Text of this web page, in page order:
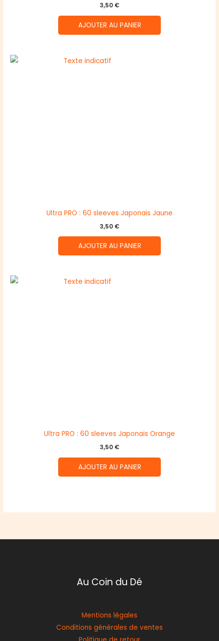
3,50 €
AJOUTER AU PANIER
Ultra PRO : 60 sleeves Japonais Jaune
3,50 €
AJOUTER AU PANIER
Ultra PRO : 60 sleeves Japonais Orange
3,50 €
AJOUTER AU PANIER
Au Coin du Dé
Mentions légales
Conditions générales de ventes